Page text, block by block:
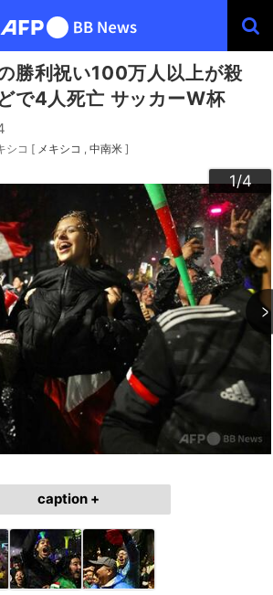
勝利祝い100万人以上が殺
で4人死亡 サッカーW杯
シコ [ メキシコ 中南米 ]
1/4
2/4
3/4
4/4
caption +